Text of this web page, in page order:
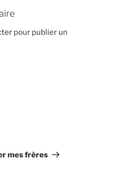
pour publier un
mes frères